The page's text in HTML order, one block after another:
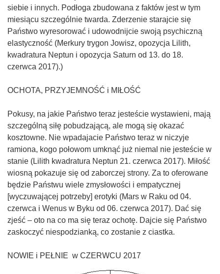
siebie i innych. Podłoga zbudowana z faktów jest w tym
miesiącu szczególnie twarda. Zderzenie starajcie się
Państwo wyresorować i udowodnijcie swoją psychiczną
elastyczność (Merkury trygon Jowisz, opozycja Lilith,
kwadratura Neptun i opozycja Saturn od 13. do 18.
czerwca 2017).)
OCHOTA, PRZYJEMNOŚĆ i MIŁOŚĆ
Pokusy, na jakie Państwo teraz jesteście wystawieni, mają
szczególną siłę pobudzającą, ale mogą się okazać
kosztowne. Nie wpadajacie Państwo teraz w niczyje
ramiona, kogo połowom umknąć już niemal nie jesteście w
stanie (Lilith kwadratura Neptun 21. czerwca 2017). Miłość
wiosną pokazuje się od zaborczej strony. Za to oferowane
będzie Państwu wiele zmysłowości i empatycznej
[wyczuwającej potrzeby] erotyki (Mars w Raku od 04.
czerwca i Wenus w Byku od 06. czerwca 2017). Dać się
zjeść – oto na co ma się teraz ochotę. Dajcie się Państwo
zaskoczyć niespodzianką, co zostanie z ciastka.
NOWIE i PEŁNIE w CZERWCU 2017